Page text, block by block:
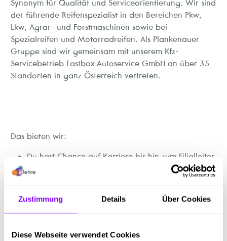
Zustimmung Details Über Cookies
Diese Webseite verwendet Cookies
Synonym für Qualität und Serviceorientierung. Wir sind
der führende Reifenspezialist in den Bereichen Pkw,
Lkw, Agrar- und Forstmaschinen sowie bei
Spezialreifen und Motorradreifen. Als Plankenauer
Gruppe sind wir gemeinsam mit unserem Kfz-
Servicebetrieb Fastbox Autoservice GmbH an über 35
Standorten in ganz Österreich vertreten.
Das bieten wir:
Du hast Chance auf Karriere bis hin zum Filialleiter
Einmal im Jahr gehst du auf Reisen – ein cooles
Gute Zeugnisse und Leistungen belohnen wir in
Form von Gutscheinen und Sachpreisen (z.B.
Tankgutscheine oder Smartphone)